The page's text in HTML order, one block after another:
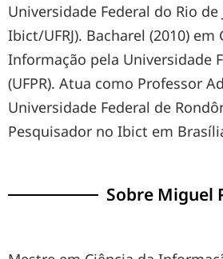
Universidade Federal do Rio de
Ibict/UFRJ). Bacharel (2010) em
Informação pela Universidade
(UFPR). Atua como Professor
Universidade Federal de
Pesquisador no Ibict em
Sobre Miguel